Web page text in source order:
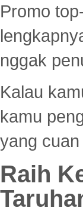
Promo
nggak
Kalau
kamu
yang
Raih